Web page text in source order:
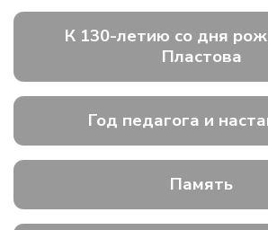
К 130-летию со дня
Пластова
Год педагога и
Память